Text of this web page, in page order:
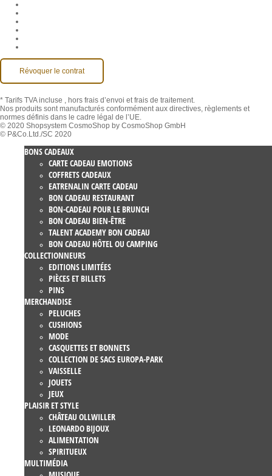
Révoquer le contrat
* Tarifs TVA incluse , hors frais d’envoi et frais de traitement.
Nos produits sont manufacturés conformément aux directives, règlements et
normes définis dans le cadre légal de l’UE.
© 2020 Shopsystem CosmoShop by CosmoShop GmbH
© P&Co.Ltd./SC 2020
BONS CADEAUX
CARTE CADEAU EMOTIONS
COFFRETS CADEAUX
EATRENALIN CARTE CADEAU
BON CADEAU RESTAURANT
BON-CADEAU POUR LE BRUNCH
BON CADEAU BIEN-ÊTRE
TALENT ACADEMY BON CADEAU
BON CADEAU HÔTEL OU CAMPING
COLLECTIONNEURS
EDITIONS LIMITÉES
PIÈCES ET BILLETS
PINS
MERCHANDISE
PELUCHES
CUSHIONS
MODE
CASQUETTES ET BONNETS
COLLECTION DE SACS EUROPA-PARK
VAISSELLE
JOUETS
JEUX
PLAISIR ET STYLE
CHÂTEAU OLLWILLER
LEONARDO BIJOUX
ALIMENTATION
SPIRITUEUX
MULTIMÉDIA